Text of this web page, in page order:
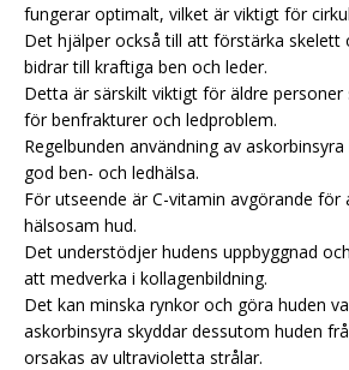
fungerar optimalt, vilket är viktigt för
Det hjälper också till att förstärka skelett
bidrar till kraftiga ben och leder.
Detta är särskilt viktigt för äldre
för benfrakturer och ledproblem.
Regelbunden användning av
god ben- och ledhälsa.
För utseende är C-vitamin avgörande för
hälsosam hud.
Det understödjer hudens uppbyggnad
att medverka i kollagenbildning.
Det kan minska rynkor och göra huden
askorbinsyra skyddar dessutom huden
orsakas av ultravioletta strålar.